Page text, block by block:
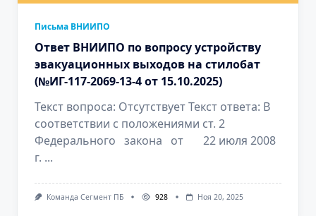
Письма ВНИИПО
Ответ ВНИИПО по вопросу устройству
эвакуационных выходов на стилобат
(№ИГ-117-2069-13-4 от 15.10.2025)
Текст вопроса: Отсутствует Текст ответа: В
соответствии с положениями ст. 2
Федерального закона от 22 июля 2008
г. ...
Команда Сегмент ПБ 928 Ноя 20, 2025